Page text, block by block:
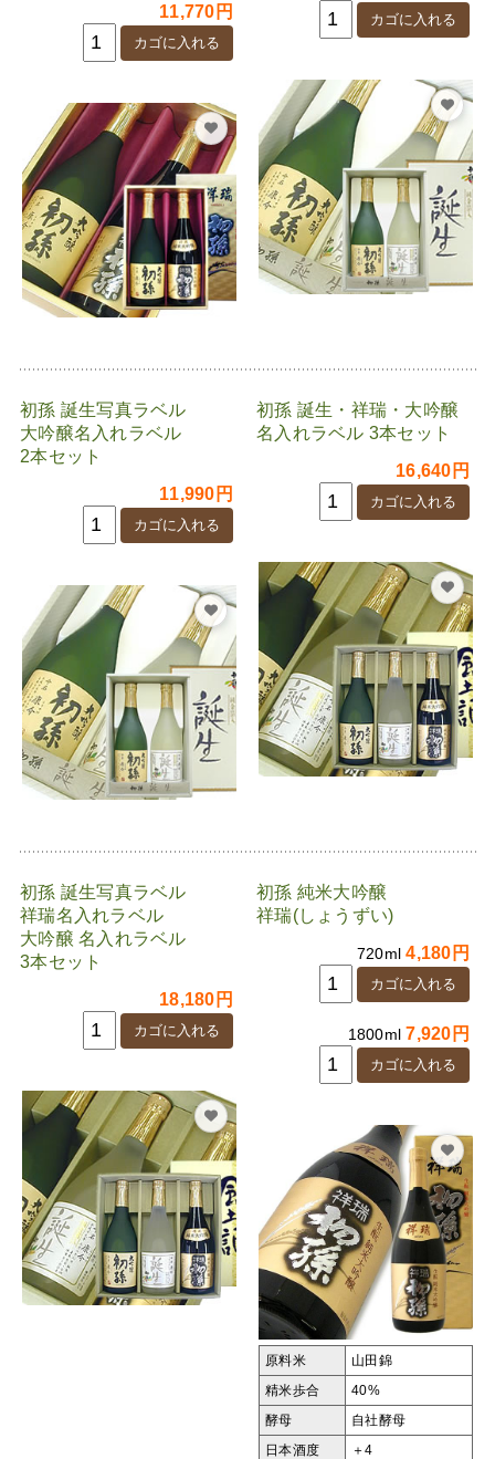
11,770円
初孫 誕生写真ラベル
大吟醸名入れラベル
2本セット
11,990円
初孫 誕生・祥瑞・大吟醸
名入れラベル 3本セット
16,640円
初孫 誕生写真ラベル
祥瑞名入れラベル
大吟醸 名入れラベル
3本セット
18,180円
初孫 純米大吟醸
祥瑞(しょうずい)
720ml4,180円
1800ml7,920円
原料米 山田錦
精米歩合 40%
酵母 自社酵母
日本酒度 ＋4